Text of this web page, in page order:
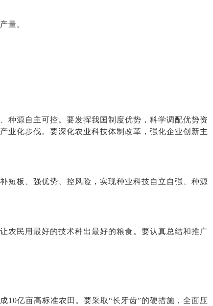
量。
源自主可控。要发挥我国制度优势，科学调配优势资
业化步伐。要深化农业科技体制改革，强化企业创新主
板、强优势、控风险，实现种业科技自立自强、种源
民用最好的技术种出最好的粮食。要认真总结和推广
亿亩高标准农田。要采取“长牙齿”的硬措施，全面压